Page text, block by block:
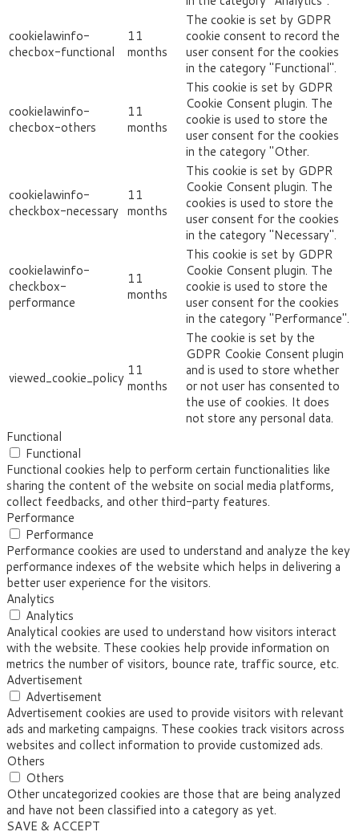
cookielawinfo-
checbox-functional
11
months
The cookie is set by GDPR
cookie consent to record the
user consent for the cookies
in the category "Functional".
cookielawinfo-
checbox-others
11
months
This cookie is set by GDPR
Cookie Consent plugin. The
cookie is used to store the
user consent for the cookies
in the category "Other.
cookielawinfo-
checkbox-necessary
11
months
This cookie is set by GDPR
Cookie Consent plugin. The
cookies is used to store the
user consent for the cookies
in the category "Necessary".
cookielawinfo-
checkbox-
performance
11
months
This cookie is set by GDPR
Cookie Consent plugin. The
cookie is used to store the
user consent for the cookies
in the category "Performance".
viewed_cookie_policy 11
months
The cookie is set by the
GDPR Cookie Consent plugin
and is used to store whether
or not user has consented to
the use of cookies. It does
not store any personal data.
Functional
Functional
Functional cookies help to perform certain functionalities like
sharing the content of the website on social media platforms,
collect feedbacks, and other third-party features.
Performance
Performance
Performance cookies are used to understand and analyze the key
performance indexes of the website which helps in delivering a
better user experience for the visitors.
Analytics
Analytics
Analytical cookies are used to understand how visitors interact
with the website. These cookies help provide information on
metrics the number of visitors, bounce rate, traffic source, etc.
Advertisement
Advertisement
Advertisement cookies are used to provide visitors with relevant
ads and marketing campaigns. These cookies track visitors across
websites and collect information to provide customized ads.
Others
Others
Other uncategorized cookies are those that are being analyzed
and have not been classified into a category as yet.
SAVE & ACCEPT